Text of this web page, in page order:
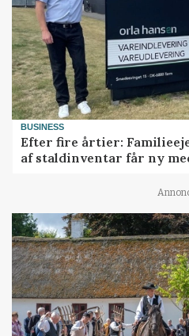
BUSINESS
Efter fire årtier:
af staldinventar får ny